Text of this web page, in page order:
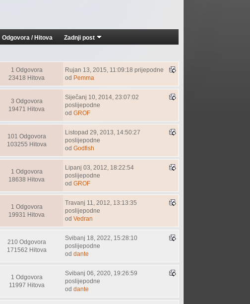
Odgovora/Hitova Zadnji post
1 Odgovora
23418 Hitova
Rujan 13, 2015, 11:09:18 prijepodne
od Pemma
3 Odgovora
19471 Hitova
Siječanj 10, 2014, 23:07:02
poslijepodne
odGROF
101 Odgovora
103255 Hitova
Listopad 29, 2013, 14:50:27
poslijepodne
odGodfish
1 Odgovora
18638 Hitova
Lipanj 03, 2012, 18:22:54
poslijepodne
odGROF
1 Odgovora
19931 Hitova
Travanj 11, 2012, 13:13:35
poslijepodne
odVedran
210 Odgovora
171562 Hitova
Svibanj 18, 2022, 15:28:10
poslijepodne
oddante
1 Odgovora
11997 Hitova
Svibanj 06, 2020, 19:26:59
poslijepodne
oddante